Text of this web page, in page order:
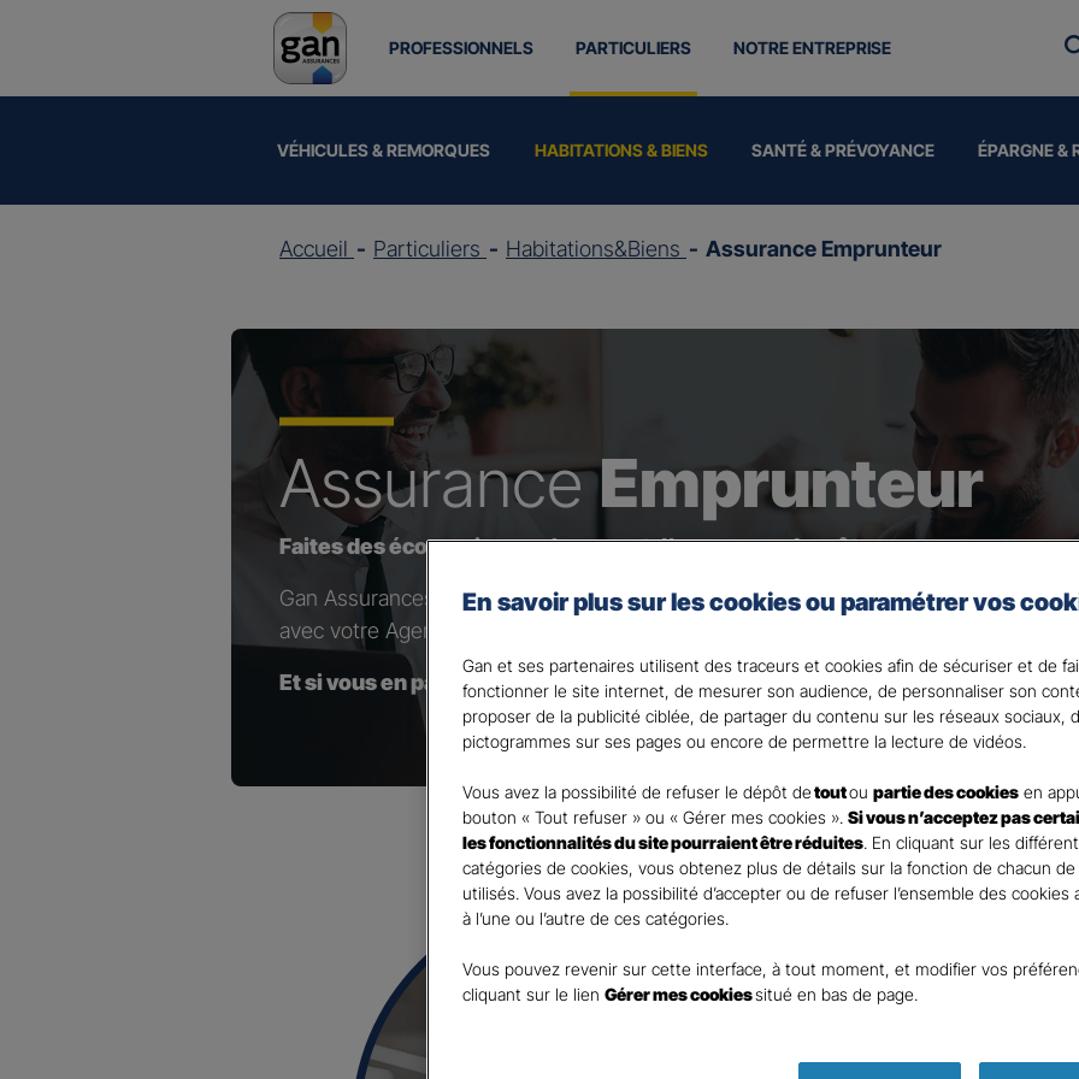
PROFESSIONNELS PARTICULIERS
VÉHICULES & REMORQUES HABITATIONS & BIENS SANTÉ & PRÉVOYANCE ÉPARGNE &
NOTRE ENTREPRISE
Accueil Particuliers Habitations&Biens Assurance Emprunteur
AssuranceEmprunteur
Faites des économies en changeant d’assurance de prêt.
Gan Assurances Emprunteur s’adapte à votre projet d’emprunt déjà souscrit ou à
avec votre Agent général et découvrez le montant d’économies que vous pouvez
Et si vous en parliez avec votre Agent général ?
Parole
d’expert
En savoir plus sur les cookies ou paramétrer vos
Gan et ses partenaires utilisent des traceurs et cookies afin de sécuriser et de
fonctionner le site internet, de mesurer son audience, de personnaliser son
proposer de la publicité ciblée, de partager du contenu sur les réseaux sociaux,
pictogrammes sur ses pages ou encore de permettre la lecture de vidéos.
Vous avez la possibilité de refuser le dépôt detoutou partie des cookies en
bouton « Tout refuser » ou « Gérer mes cookies ». Si vous n’acceptez pas
les fonctionnalités du site pourraient être réduites. En cliquant sur les
catégories de cookies, vous obtenez plus de détails sur la fonction de chacun
utilisés. Vous avez la possibilité d’accepter ou de refuser l’ensemble des cookies
à l’une ou l’autre de ces catégories.
Vous pouvez revenir sur cette interface, à tout moment, et modifier vos
cliquant sur le lien Gérer mes cookiessitué en bas de page.